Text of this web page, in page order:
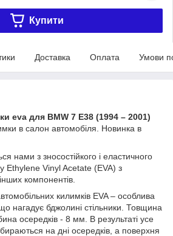
Купити
Доставка Оплата Умови
eva для BMW 7 E38 (1994 – 2001)
в салон автомобіля. Новинка в
нами з зносостійкого і еластичного
Ethylene Vinyl Acetate (EVA) з
компонентів.
килимків EVA – особлива
нагадує бджолині стільники. Товщина
осередків - 8 мм. В результаті усе
на дні осередків, а поверхня